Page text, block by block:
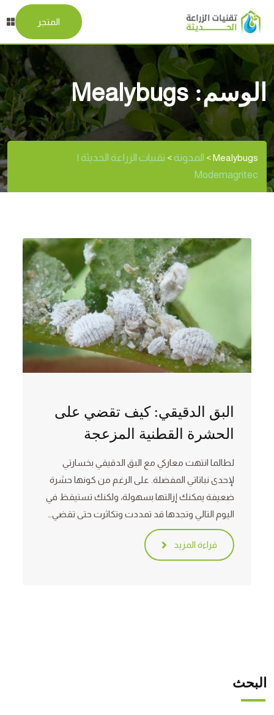
المتجر
الوسم:Mealybugs
Mealybugs
> المدونة> تقنيات الزراعة الحديثة |
Modernagritec
البق الدقيقي: كيف تقضي على
الحشرة القطنية المزعجة
لطالما انتهت معاركي مع البق الدقيقي بخسارتي
لإحدى نباتاتي المفضلة. على الرغم من كونها حشرة
ضعيفة يمكنك إزالتها بسهولة، ولكنك تستيقظ في
اليوم التالي وتجدها قد تمددت وتكاثرت حتى تقضي…
قراءة المزيد
البحث